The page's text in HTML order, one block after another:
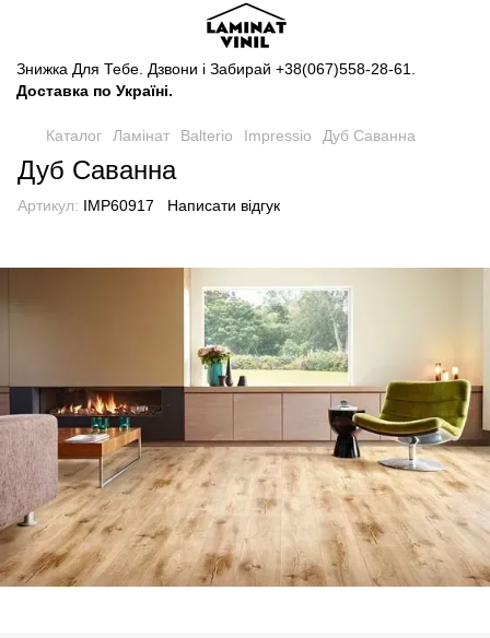
Знижка Для Тебе. Дзвони і Забирай +38(067)558-28-61
Доставка по Україні.
Каталог Ламінат Balterio Impressio Дуб Саванна
Дуб Саванна
Артикул: IMP60917 Написати відгук